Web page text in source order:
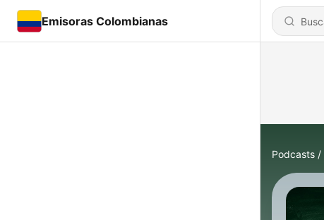
Emisoras Colombianas
Podcasts